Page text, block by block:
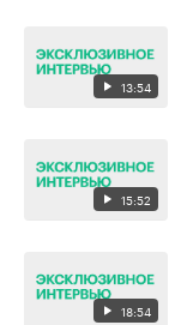
13:54
15:52
18:54